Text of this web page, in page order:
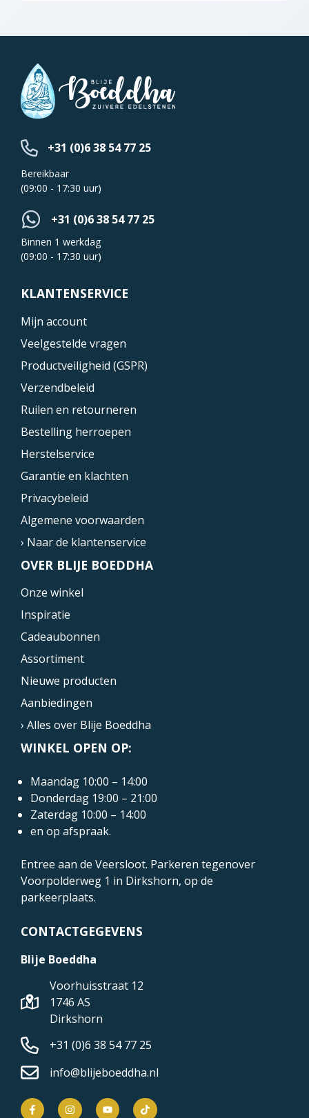
+31 (0)6 38 54 77 25
Bereikbaar
(09:00 - 17:30 uur)
+31 (0)6 38 54 77 25
Binnen 1 werkdag
(09:00 - 17:30 uur)
KLANTENSERVICE
Mijn account
Veelgestelde vragen
Productveiligheid (GSPR)
Verzendbeleid
Ruilen en retourneren
Bestelling herroepen
Herstelservice
Garantie en klachten
Privacybeleid
Algemene voorwaarden
› Naar de klantenservice
OVER BLIJE BOEDDHA
Onze winkel
Inspiratie
Cadeaubonnen
Assortiment
Nieuwe producten
Aanbiedingen
› Alles over Blije Boeddha
WINKEL OPEN OP:
Maandag 10:00 – 14:00
Donderdag 19:00 – 21:00
Zaterdag 10:00 – 14:00
en op afspraak.
Entree aan de Veersloot. Parkeren tegenover
Voorpolderweg 1 in Dirkshorn, op de
parkeerplaats.
CONTACTGEGEVENS
Blije Boeddha
Voorhuisstraat 12
1746 AS
Dirkshorn
+31 (0)6 38 54 77 25
info@blijeboeddha.nl